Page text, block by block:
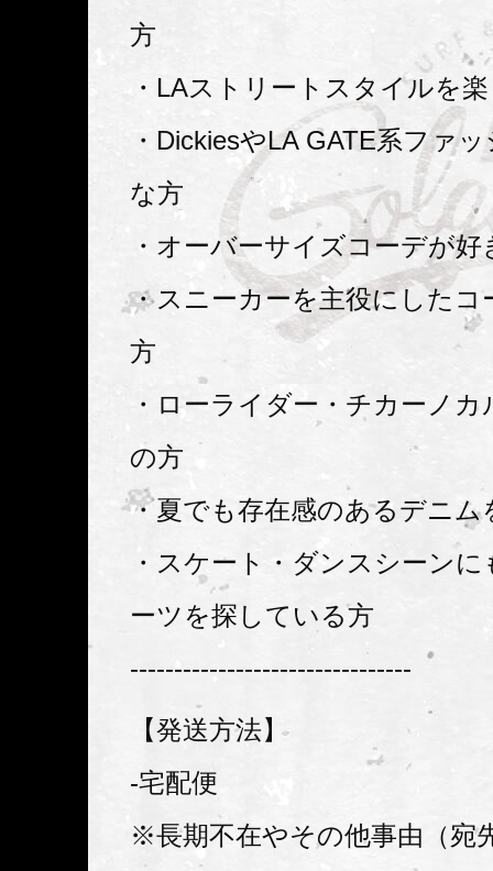
方
・LAストリートスタイルを
・DickiesやLA GATE系ファ
な方
・オーバーサイズコーデが好
・スニーカーを主役にしたコ
方
・ローライダー・チカーノ
の方
・夏でも存在感のあるデニム
・スケート・ダンスシーン
ーツを探している方
--------------------------------
【発送方法】
-宅配便
※長期不在やその他事由（宛